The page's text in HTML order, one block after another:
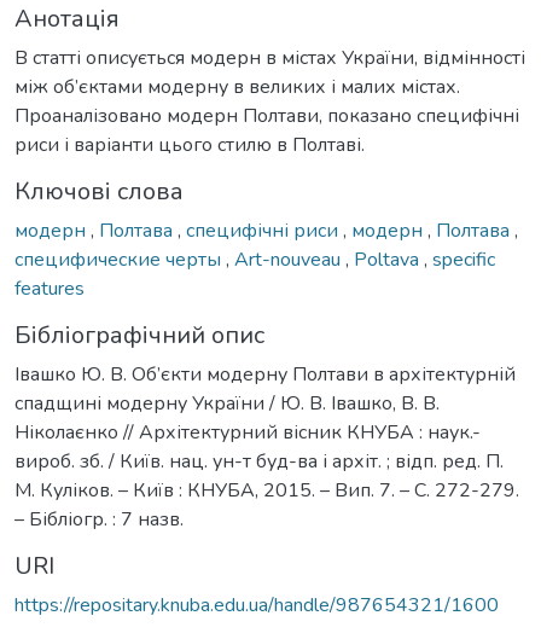
Анотація
В статті описується модерн в містах України, відмінності
між об’єктами модерну в великих і малих містах.
Проаналізовано модерн Полтави, показано специфічні
риси і варіанти цього стилю в Полтаві.
Ключові слова
модерн , Полтава , специфічні риси , модерн , Полтава ,
специфические черты , Art-nouveau , Poltava , specific
features
Бібліографічний опис
Івашко Ю. В. Об’єкти модерну Полтави в архітектурній
спадщині модерну України / Ю. В. Івашко, В. В.
Ніколаєнко // Архітектурний вісник КНУБА : наук.-
вироб. зб. / Київ. нац. ун-т буд-ва і архіт. ; відп. ред. П.
М. Куліков. – Київ : КНУБА, 2015. – Вип. 7. – С. 272-279.
– Бібліогр. : 7 назв.
URI
https://repositary.knuba.edu.ua/handle/987654321/1600